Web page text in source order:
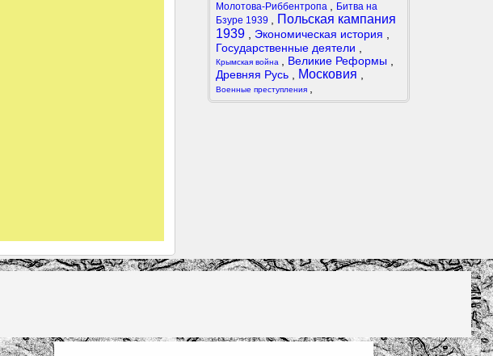
Молотова-Риббентропа
Битва на
Бзуре 1939
Польская кампания
1939
Экономическая история
Государственные деятели
Крымская война Великие Реформы
Древняя Русь
Московия
Военные преступления